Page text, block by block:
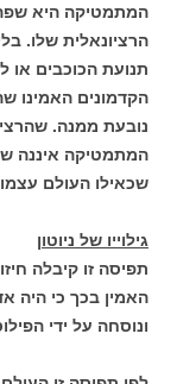
המתמטיקה היא
הרציונאלית שלו.
תנועת הכוכבים או
הקדמונים האמינו
נובעת ממנה.
המתמטיקה איננה
שכאילו העולם
גילוייו של ניוטון
תפיסה זו קיבלה
האמין בכך כי היה
ונוסחה על ידי